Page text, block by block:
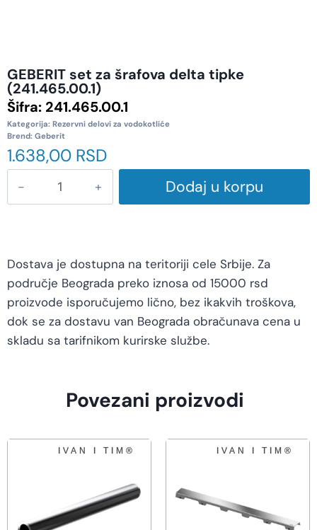
GEBERIT set za šrafova delta tipke
(241.465.00.1)
Šifra: 241.465.00.1
Kategorija: Rezervni delovi za vodokotliće
Brend: Geberit
1.638,00 RSD
Dodaj u korpu
Dostava je dostupna na teritoriji cele Srbije. Za
područje Beograda preko iznosa od 15000 rsd
proizvode isporučujemo lično, bez ikakvih troškova,
dok se za dostavu van Beograda obračunava cena u
skladu sa tarifnikom kurirske službe.
Povezani proizvodi